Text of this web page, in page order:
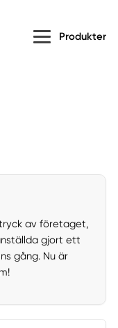
Produkter
av företaget,
gjort ett
gång. Nu är